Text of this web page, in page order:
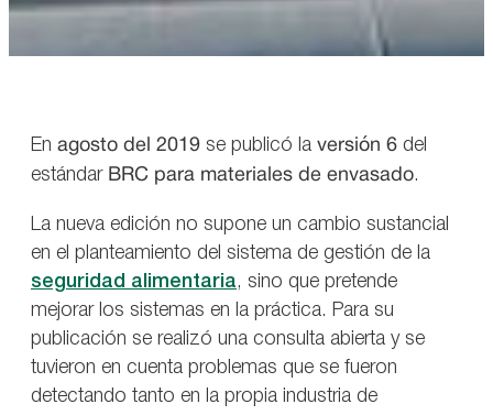
En agosto del 2019 se publicó la versión 6 del
estándar BRC para materiales de envasado.
La nueva edición no supone un cambio sustancial
en el planteamiento del sistema de gestión de la
seguridad alimentaria, sino que pretende
mejorar los sistemas en la práctica. Para su
publicación se realizó una consulta abierta y se
tuvieron en cuenta problemas que se fueron
detectando tanto en la propia industria de